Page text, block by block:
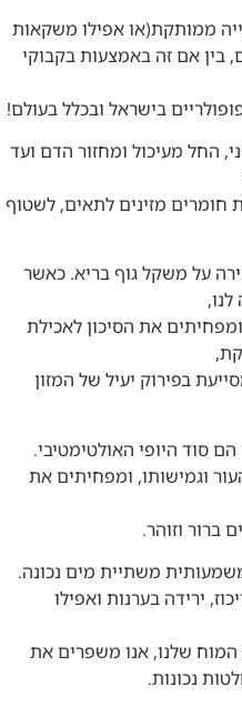
ממותקת(או אפילו משקאות
בין אם זה באמצעות בקבוקי
בישראל ובכלל בעולם!
החל מעיכול ומחזור הדם ועד
מזינים לתאים, לשטוף
על משקל גוף בריא. כאשר
את הסיכון לאכילת
בפירוק יעיל של המזון
סוד היופי האולטימטיבי.
וגמישותו, ומפחיתים את
ברור וזוהר.
משתיית מים נכונה.
ירידה בערנות ואפילו
שלנו, אנו משפרים את
נכונות.